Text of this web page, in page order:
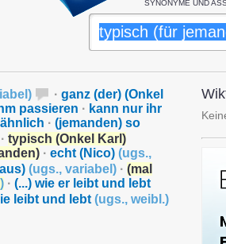
SYNONYME UND
) · ganz (der) (Onkel
passieren · kann nur ihr
· (jemanden) so
· typisch (Onkel Karl)
· echt (Nico) (ugs.,
(ugs., variabel ) · (mal
) · (...) wie er leibt und lebt
leibt und lebt (ugs., weibl.)